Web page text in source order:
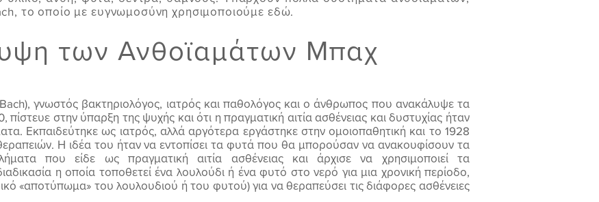
το οποίο με ευγνωμοσύνη χρησιμοποιούμε εδώ.
των Ανθοϊαμάτων Μπαχ
γνωστός βακτηριολόγος, ιατρός και παθολόγος και ο άνθρωπος που ανακάλυψε τα
στην ύπαρξη της ψυχής και ότι η πραγματική αιτία ασθένειας και δυστυχίας ήταν
Εκπαιδεύτηκε ως ιατρός, αλλά αργότερα εργάστηκε στην ομοιοπαθητική και το 1928
Η ιδέα του ήταν να εντοπίσει τα φυτά που θα μπορούσαν να ανακουφίσουν τα
που είδε ως πραγματική αιτία ασθένειας και άρχισε να χρησιμοποιεί τα
η οποία τοποθετεί ένα λουλούδι ή ένα φυτό στο νερό για μια χρονική περίοδο,
«αποτύπωμα» του λουλουδιού ή του φυτού) για να θεραπεύσει τις διάφορες ασθένειες